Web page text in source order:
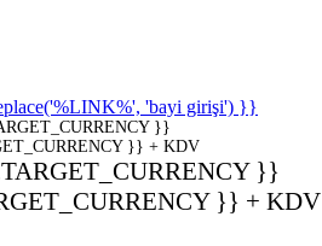
'bayi girişi') }}
}}
}} + KDV
}}
}} + KDV